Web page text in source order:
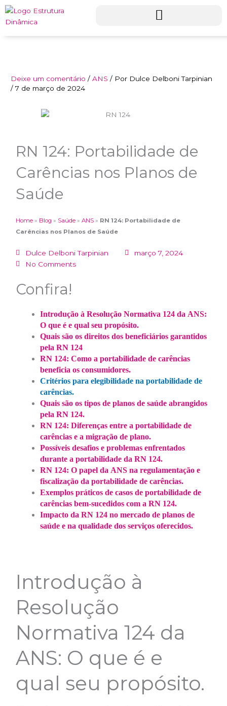
conteúdo
Deixe um comentário /ANS / Por Dulce Delboni Tarpinian
/7 de março de 2024
RN 124: Portabilidade de
Carências nos Planos de
Saúde
Home » Blog » Saúde »ANS » RN 124: Portabilidade de
Carências nos Planos de Saúde
Dulce Delboni Tarpinian
março 7, 2024
No Comments
Confira!
Introdução à Resolução Normativa 124 da ANS:
O que é e qual seu propósito.
Quais são os direitos dos beneficiários garantidos
pela RN 124
RN 124: Como a portabilidade de carências
beneficia os consumidores.
Critérios para elegibilidade na portabilidade de
carências.
Quais são os tipos de planos de saúde abrangidos
pela RN 124.
RN 124: Diferenças entre a portabilidade de
carências e a migração de plano.
Possíveis desafios e problemas enfrentados
durante a portabilidade da RN 124.
RN 124: O papel da ANS na regulamentação e
fiscalização da portabilidade de carências.
Exemplos práticos de casos de portabilidade de
carências bem-sucedidos com a RN 124.
Impacto da RN 124 no mercado de planos de
saúde e na qualidade dos serviços oferecidos.
Introdução à
Resolução
Normativa 124 da
ANS: O que é e
qual seu propósito.